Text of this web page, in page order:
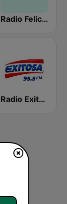
Radio Felicidad
Radio Exitosa